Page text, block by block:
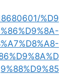
%D9
9%88%D9%85